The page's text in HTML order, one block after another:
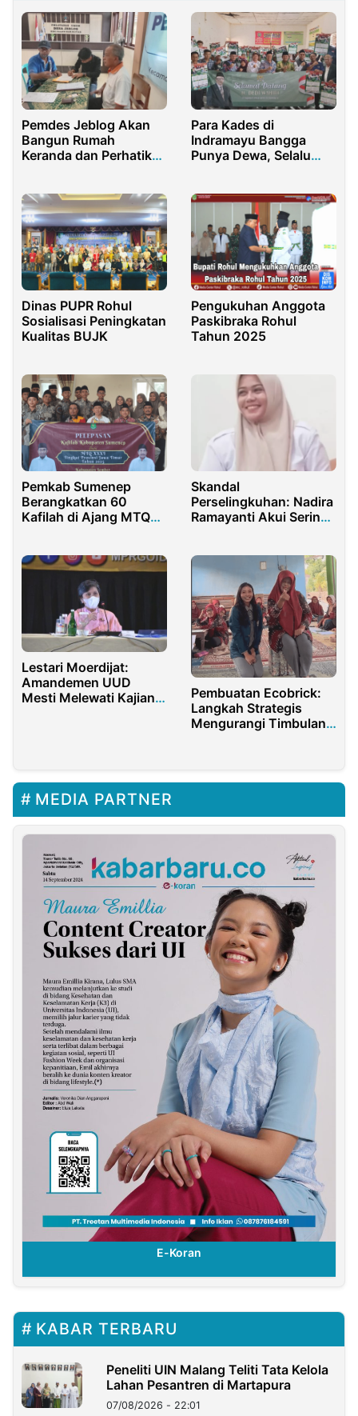
Pemdes Jeblog Akan
Bangun Rumah
Keranda dan Perhatikan
Para Kades di
Indramayu Bangga
Punya Dewa, Selalu
Dinas PUPR Rohul
Sosialisasi Peningkatan
Kualitas BUJK
Pengukuhan Anggota
Paskibraka Rohul
Tahun 2025
Pemkab Sumenep
Berangkatkan 60
Kafilah di Ajang MTQ
Skandal
Perselingkuhan: Nadira
Ramayanti Akui Sering
Lestari Moerdijat:
Amandemen UUD
Mesti Melewati Kajian
Pembuatan Ecobrick:
Langkah Strategis
Mengurangi Timbulan
MEDIA PARTNER
E-Koran
KABAR TERBARU
Peneliti UIN Malang Teliti Tata Kelola
Lahan Pesantren di Martapura
07/08/2026 - 22:01